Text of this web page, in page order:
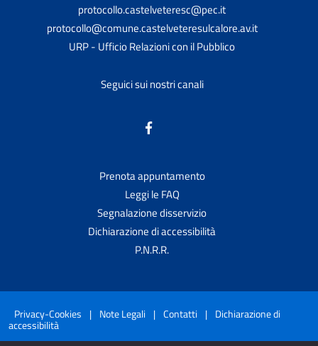
protocollo.castelveteresc@pec.it
protocollo@comune.castelveteresulcalore.av.it
URP - Ufficio Relazioni con il Pubblico
Seguici sui nostri canali
Prenota appuntamento
Leggi le FAQ
Segnalazione disservizio
Dichiarazione di accessibilità
P.N.R.R.
Privacy-Cookies | Note Legali | Contatti | Dichiarazione di
accessibilità